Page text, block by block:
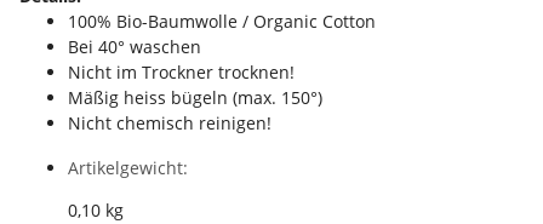
100% Bio-Baumwolle / Organic Cotton
Bei 40° waschen
Nicht im Trockner trocknen!
Mäßig heiss bügeln (max. 150°)
Nicht chemisch reinigen!
Artikelgewicht:
0,10 kg